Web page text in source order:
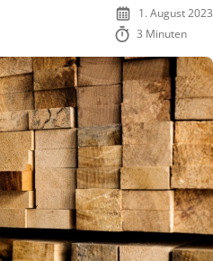
1. August 2023
3 Minuten